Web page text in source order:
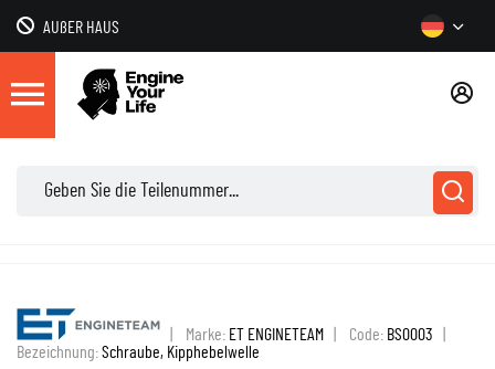
AUßER HAUS
Marke: ET ENGINETEAM Code: BS0003
Bezeichnung:Schraube, Kipphebelwelle